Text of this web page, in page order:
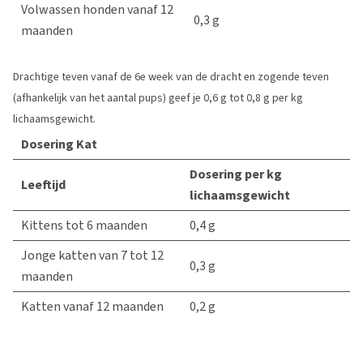
Volwassen honden vanaf 12
maanden
0,3 g
Drachtige teven vanaf de 6e week van de dracht en zogende teven
(afhankelijk van het aantal pups) geef je 0,6 g tot 0,8 g per kg
lichaamsgewicht.
Dosering Kat
Leeftijd
Dosering per kg
lichaamsgewicht
Kittens tot 6 maanden
0,4 g
Jonge katten van 7 tot 12
maanden
0,3 g
Katten vanaf 12 maanden 0,2 g